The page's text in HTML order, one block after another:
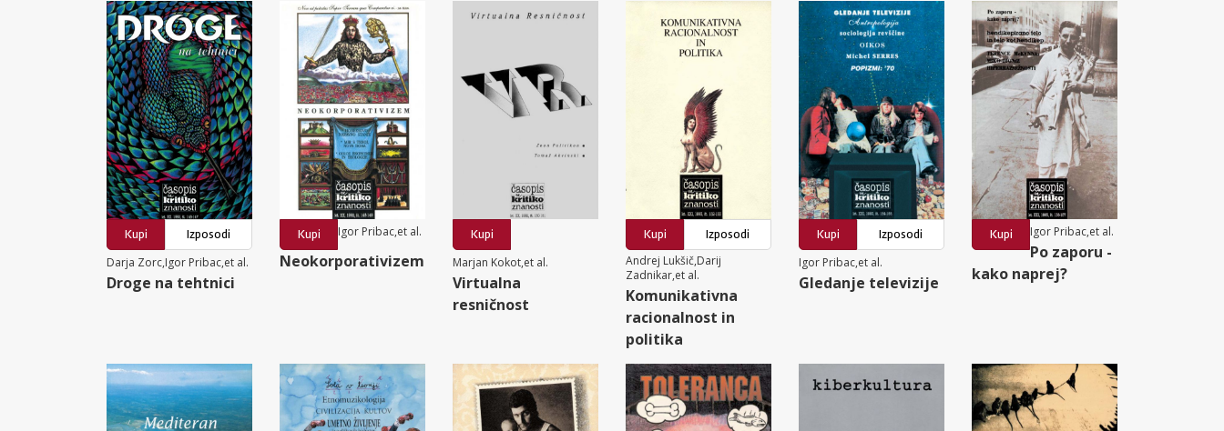
Kupi
Izposodi
Darja Zorc,Igor Pribac,et al.
Droge na tehtnici
Kupi Igor Pribac,et al.
Neokorporativizem
Kupi
Marjan Kokot,et al.
Virtualna
resničnost
Kupi
Izposodi
Andrej Lukšič,Darij
Zadnikar,et al.
Komunikativna
racionalnost in
politika
Kupi
Izposodi
Igor Pribac,et al.
Gledanje televizije
Kupi Igor Pribac,et al.
Po zaporu -
kako naprej?